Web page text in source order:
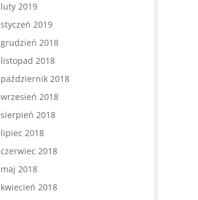
luty 2019
styczeń 2019
grudzień 2018
listopad 2018
październik 2018
wrzesień 2018
sierpień 2018
lipiec 2018
czerwiec 2018
maj 2018
kwiecień 2018